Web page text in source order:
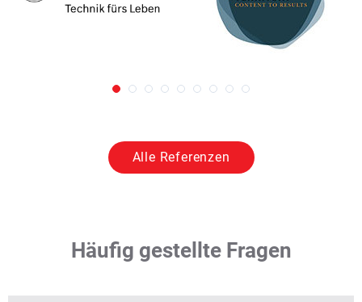
Alle Referenzen
Häufig gestellte Fragen